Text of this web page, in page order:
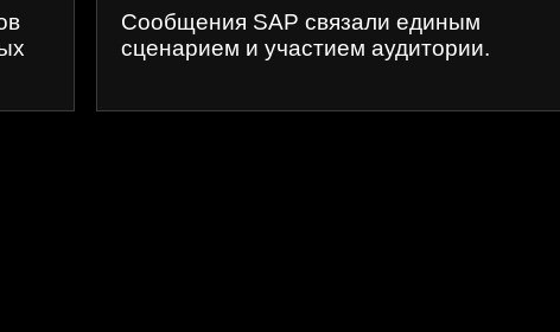
Сообщения SAP связали единым
сценарием и участием аудитории.